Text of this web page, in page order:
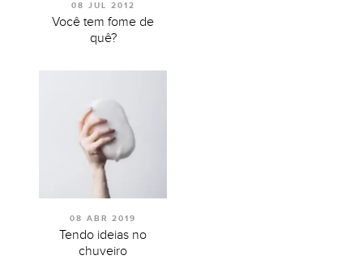
08 JUL 2012
Você tem fome de
quê?
08 ABR 2019
Tendo ideias no
chuveiro